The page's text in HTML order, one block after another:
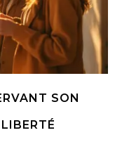
SON